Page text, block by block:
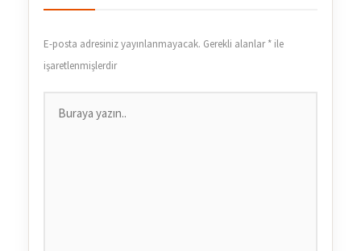
E-posta adresiniz yayınlanmayacak. Gerekli alanlar* ile
işaretlenmişlerdir